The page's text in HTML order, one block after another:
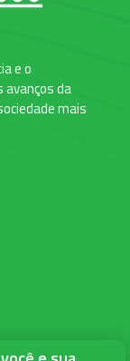
e o
avanços da
mais